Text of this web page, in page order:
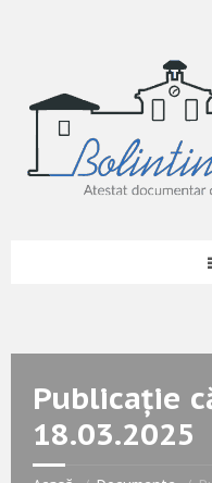
Publicație
18.03.2025